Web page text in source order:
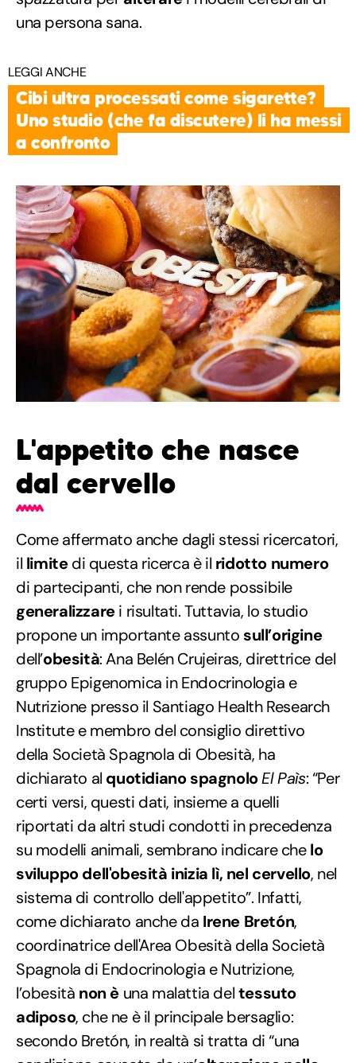
una persona sana.
LEGGI ANCHE
Cibi ultra processati come sigarette?
Uno studio (che fa discutere) li ha messi
a confronto
L'appetito che nasce
dal cervello
Come affermato anche dagli stessi ricercatori,
il limitedi questa ricerca è il ridotto numero
di partecipanti, che non rende possibile
generalizzarei risultati. Tuttavia, lo studio
propone un importante assunto sull’origine
dell’obesità: Ana Belén Crujeiras, direttrice del
gruppo Epigenomica in Endocrinologia e
Nutrizione presso il Santiago Health Research
Institute e membro del consiglio direttivo
della Società Spagnola di Obesità, ha
dichiarato al quotidiano spagnoloEl Paìs: “Per
certi versi, questi dati, insieme a quelli
riportati da altri studi condotti in precedenza
su modelli animali, sembrano indicare chelo
sviluppo dell'obesità inizia lì, nel cervello, nel
sistema di controllo dell'appetito”. Infatti,
come dichiarato anche da Irene Bretón,
coordinatrice dell'Area Obesità della Società
Spagnola di Endocrinologia e Nutrizione,
l’obesità non è una malattia deltessuto
adiposo, che ne è il principale bersaglio:
secondo Bretón, in realtà si tratta di “una